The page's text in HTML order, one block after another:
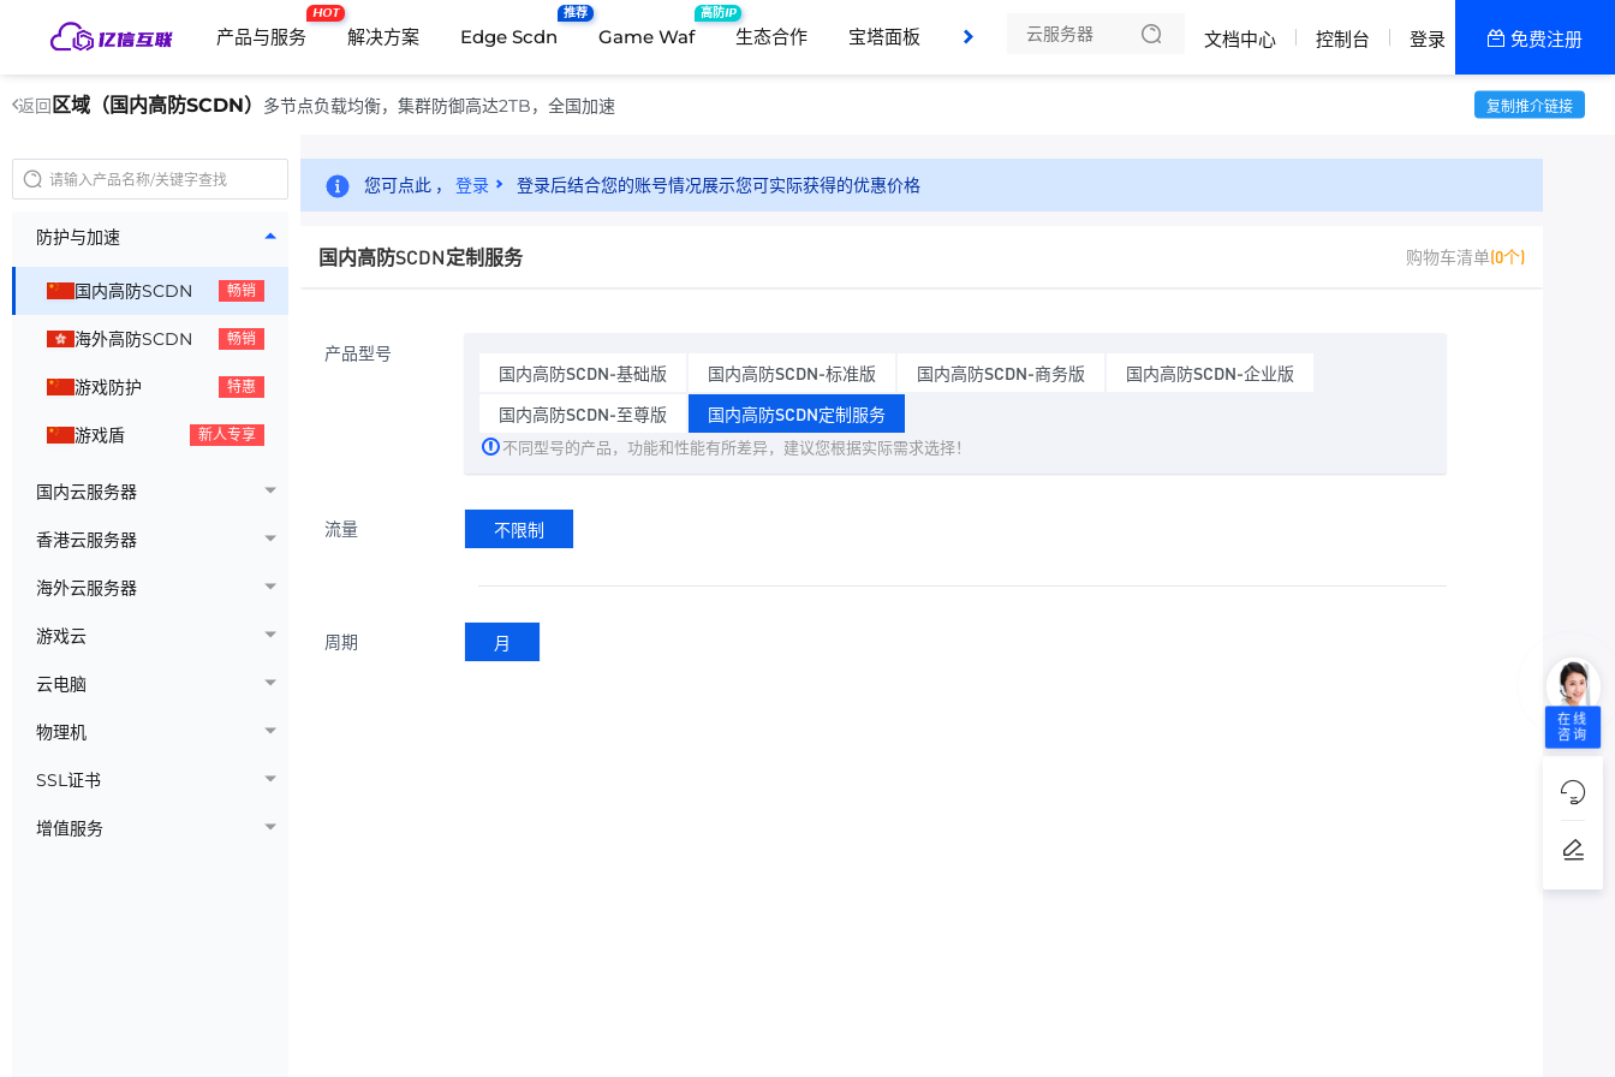
产品与服务
HOT
解决方案 Edge Scdn
推荐
Game Waf
高防IP
生态合作 宝塔面板 支持与服务 了解我们 文档中心 控制台 登录 免费注册
返回 区域（国内高防SCDN） 多节点负载均衡，集群防御高达2TB，全国加速 复制推介链接
防护与加速
国内高防SCDN 畅销
海外高防SCDN 畅销
游戏防护 特惠
游戏盾 新人专享
国内云服务器
香港云服务器
海外云服务器
游戏云
云电脑
物理机
SSL证书
增值服务
您可点此 ， 登录 登录后结合您的账号情况展示您可实际获得的优惠价格
国内高防SCDN定制服务 购物车清单(0个)
产品型号
国内高防SCDN-基础版
国内高防SCDN-标准版 国内高防SCDN-商务版
国内高防SCDN-企业版
国内高防SCDN-至尊版
国内高防SCDN定制服务
不同型号的产品，功能和性能有所差异，建议您根据实际需求选择！
流量 不限制
周期 月
在线
咨询